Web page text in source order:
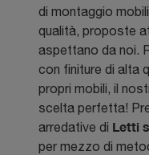
di montaggio
qualità, proposte
aspettano da noi.
con finiture di alta
propri mobili, il
scelta perfetta!
arredative di Letti
per mezzo di